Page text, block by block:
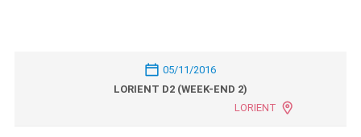
05/11/2016
LORIENT D2 (WEEK-END 2)
LORIENT